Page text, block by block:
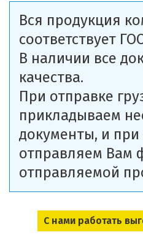
Вся продукция
соответствует
В наличии все
качества.
При отправке
прикладываем
документы, и
отправляем Вам
отправляемой
С нами работать